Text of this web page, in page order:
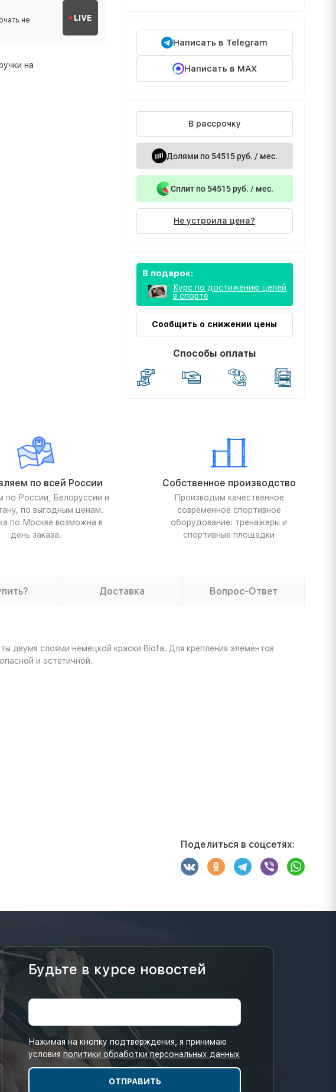
не
LIVE
на
Написать в Telegram
Написать в MAX
В рассрочку
Долями по 54515 руб. / мес.
Сплит по 54515 руб. / мес.
Не устроила цена?
В подарок:
Курс по достижению целей
в спорте
Сообщить о снижении цены
Способы оплаты
по всей России
по России, Белоруссии и
по выгодным ценам.
по Москве возможна в
день заказа.
Собственное производство
Производим качественное
современное спортивное
оборудование: тренажеры и
спортивные площадки
Доставка Вопрос-Ответ
двумя слоями немецкой краски Biofa. Для крепления элементов
и эстетичной.
Поделиться в соцсетях:
Будьте в курсе новостей
Нажимая на кнопку подтверждения, я принимаю
условия политики обработки персональных данных